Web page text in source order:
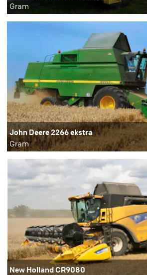
Gram
John Deere 2266 ekstra
Gram
New Holland CR9080